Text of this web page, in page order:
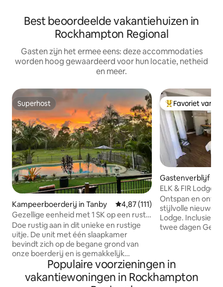
Best beoordeelde vakantiehuizen in
Rockhampton Regional
Gasten zijn het ermee eens: deze accommodaties
worden hoog gewaardeerd voor hun locatie, netheid
en meer.
Superhost
Superhost
Kampeerboerderij in Tanby Gemiddelde beoordeling van
4,87 (111)
Gezellige eenheid met 1 SK op een rustig
terrein in de buurt van Yeppoon
Doe rustig aan in dit unieke en rustige
uitje. De unit met één slaapkamer
bevindt zich op de begane grond van
onze boerderij en is gemakkelijk
bereikbaar vanaf de hoofdwegen met
overdekte parkeergelegenheid. Ligt op
een landelijk terrein op slechts 5-8
Topfavoriet van
Favoriet van
Gastenverblijf in
ELK & FIR Lodge
Ontspan en
stijlvolle nieuwe,
Lodge. Inclusief
twee dagen Gelegen in Yeppoon/Emu
keuken,
tv. Overdekte
overdekte
Populaire voorzieningen in
vakantiewoningen in Rockhampton